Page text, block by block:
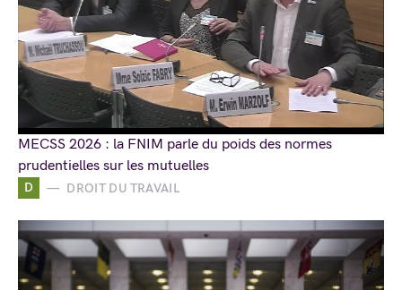
D DROIT DU TRAVAIL
MECSS 2026 : la FNIM parle du poids des normes
prudentielles sur les mutuelles